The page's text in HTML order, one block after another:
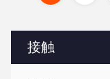
接触